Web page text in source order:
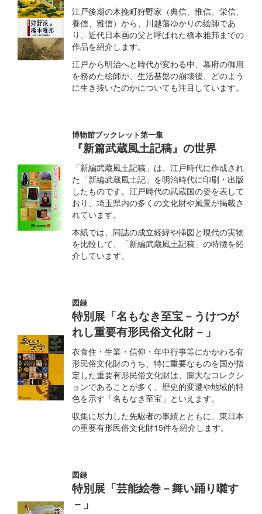
江戸後期の木挽町狩野家（典信、惟信、栄信、
養信、雅信）から、川越藩ゆかりの絵師であ
り、近代日本画の父と呼ばれた橋本雅邦までの
作品を紹介します。
江戸から明治へと時代が変わる中、幕府の御用
を務めた絵師が、生活基盤の崩壊後、どのよう
に生き抜いたのかについても注目しています。
博物館ブックレット第一集
『新篇武蔵風土記稿』の世界
「新編武蔵風土記稿」は、江戸時代に作成され
た「新編武蔵風土記」を明治時代に印刷・出版
したものです。江戸時代の武蔵国の姿を表して
おり、埼玉県内の多くの文化財や風景が掲載さ
れています。
本紙では、同誌の成立経緯や挿図と現代の実物
を比較して、「新編武蔵風土記稿」の特徴を紹
介しています。
図録
特別展「名もなき至宝－うけつが
れし重要有形民俗文化財－」
衣食住・生業・信仰・年中行事等にかかわる有
形民俗文化財のうち、特に重要なものを国が指
定した重要有形民俗文化財は、膨大なコレクシ
ョンであることが多く、歴史的変遷や地域的特
色を示す「名もなき至宝」といえます。
収集に尽力した先駆者の事績とともに、東日本
の重要有形民俗文化財15件を紹介します。
図録
特別展「芸能絵巻－舞い踊り囃す
－」